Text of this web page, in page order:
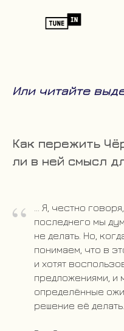
Или читайте
Как пережить
ли в ней смысл
“
... Я, честно
последнего мы
не делать. Но,
понимаем, что в
и хотят
предложениями, и
определённые
решение её делать.